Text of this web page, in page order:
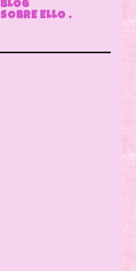
BLOG
SOBRE ELLO .